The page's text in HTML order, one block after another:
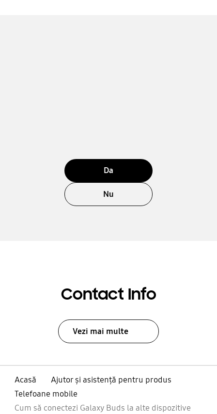
Da
Nu
Contact Info
Vezi mai multe
Acasă
Ajutor și asistență pentru produs
Telefoane mobile
Cum să conectezi Galaxy Buds la alte dispozitive